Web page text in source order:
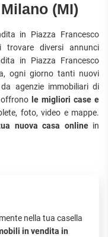
(MI)
in Piazza Francesco
trovare diversi annunci
in Piazza Francesco
ogni giorno tanti nuovi
agenzie immobiliari di
le migliori case e
foto, video e mappe.
nuova casa onlinein
nella tua casella
in vendita in